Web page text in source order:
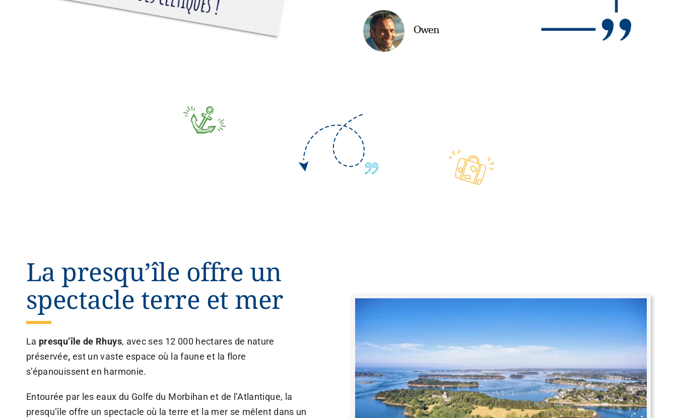
Owen
La presqu’île offre un
spectacle terre et mer
La presqu’île de Rhuys, avec ses 12 000 hectares de nature
préservée, est un vaste espace où la faune et la flore
s’épanouissent en harmonie.
Entourée par les eaux du Golfe du Morbihan et de l’Atlantique, la
presqu’île offre un spectacle où la terre et la mer se mêlent dans un